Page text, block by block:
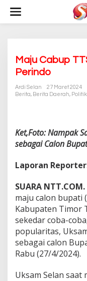
w
Maju Cabup
Perindo
Ardi Selan
27 Maret 2024
Berita, Berita Daerah, Politik
Ket,Foto: Nampak
sebagai Calon
Laporan Reporter:
SUARA NTT.COM.
maju calon bupati
Kabupaten Timor
sekedar coba-
popularitas,
sebagai calon
Rabu (27/4/2024).
Uksam Selan